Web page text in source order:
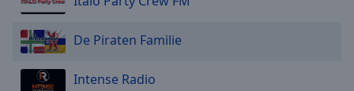
Font
Family
De Piraten Familie
Intense Radio